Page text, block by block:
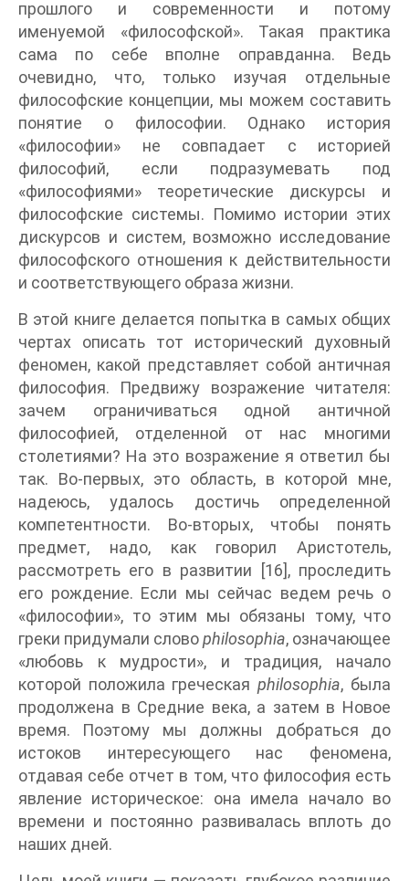
прошлого и современности и потому
именуемой «философской». Такая практика
сама по себе вполне оправданна. Ведь
очевидно, что, только изучая отдельные
философские концепции, мы можем составить
понятие о философии. Однако история
«философии» не совпадает с историей
философий, если подразумевать под
«философиями» теоретические дискурсы и
философские системы. Помимо истории этих
дискурсов и систем, возможно исследование
философского отношения к действительности
и соответствующего образа жизни.
В этой книге делается попытка в самых общих
чертах описать тот исторический духовный
феномен, какой представляет собой античная
философия. Предвижу возражение читателя:
зачем ограничиваться одной античной
философией, отделенной от нас многими
столетиями? На это возражение я ответил бы
так. Во-первых, это область, в которой мне,
надеюсь, удалось достичь определенной
компетентности. Во-вторых, чтобы понять
предмет, надо, как говорил Аристотель,
рассмотреть его в развитии [16], проследить
его рождение. Если мы сейчас ведем речь о
«философии», то этим мы обязаны тому, что
греки придумали словоphilosophia, означающее
«любовь к мудрости», и традиция, начало
которой положила греческая philosophia, была
продолжена в Средние века, а затем в Новое
время. Поэтому мы должны добраться до
истоков интересующего нас феномена,
отдавая себе отчет в том, что философия есть
явление историческое: она имела начало во
времени и постоянно развивалась вплоть до
наших дней.